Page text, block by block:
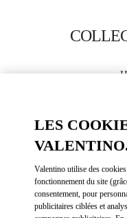
LES
Valentino utilise des
fonctionnement du site
consentement, pour
publicitaires ciblées et